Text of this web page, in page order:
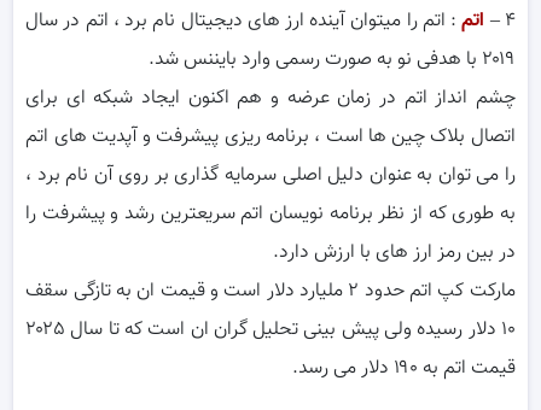
۴ – اتم: اتم را میتوان آینده ارز های دیجیتال نام برد ، اتم در سال
۲۰۱۹ با هدفی نو به صورت رسمی وارد بایننس شد.
چشم انداز اتم در زمان عرضه و هم اکنون ایجاد شبکه ای برای
اتصال بلاک چین ها است ، برنامه ریزی پیشرفت و آپدیت های اتم
را می توان به عنوان دلیل اصلی سرمایه گذاری بر روی آن نام برد ،
به طوری که از نظر برنامه نویسان اتم سریعترین رشد و پیشرفت را
در بین رمز ارز های با ارزش دارد.
مارکت کپ اتم حدود ۲ ملیارد دلار است و قیمت ان به تازگی سقف
۱۰ دلار رسیده ولی پیش بینی تحلیل گران ان است که تا سال ۲۰۲۵
قیمت اتم به ۱۹۰ دلار می رسد.